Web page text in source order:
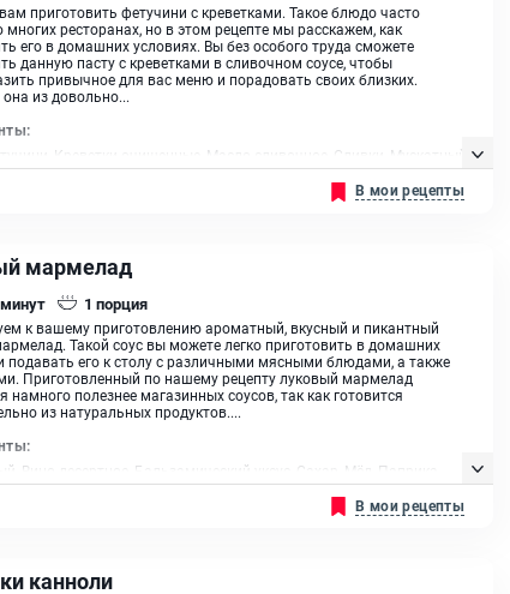
приготовить фетучини с креветками. Такое блюдо часто
многих ресторанах, но в этом рецепте мы расскажем, как
его в домашних условиях. Вы без особого труда сможете
данную пасту с креветками в сливочном соусе, чтобы
привычное для вас меню и порадовать своих близких.
она из довольно...
Креветки очищенные, Масло сливочное, Сливки, Мускатный
В мои рецепты
мармелад
минут 1 порция
к вашему приготовлению ароматный, вкусный и пикантный
Такой соус вы можете легко приготовить в домашних
подавать его к столу с различными мясными блюдами, а также
Приготовленный по нашему рецепту луковый мармелад
намного полезнее магазинных соусов, так как готовится
из натуральных продуктов....
Вино десертное, Бальзамический уксус, Сахар, Мёд, Паприка,
В мои рецепты
канноли